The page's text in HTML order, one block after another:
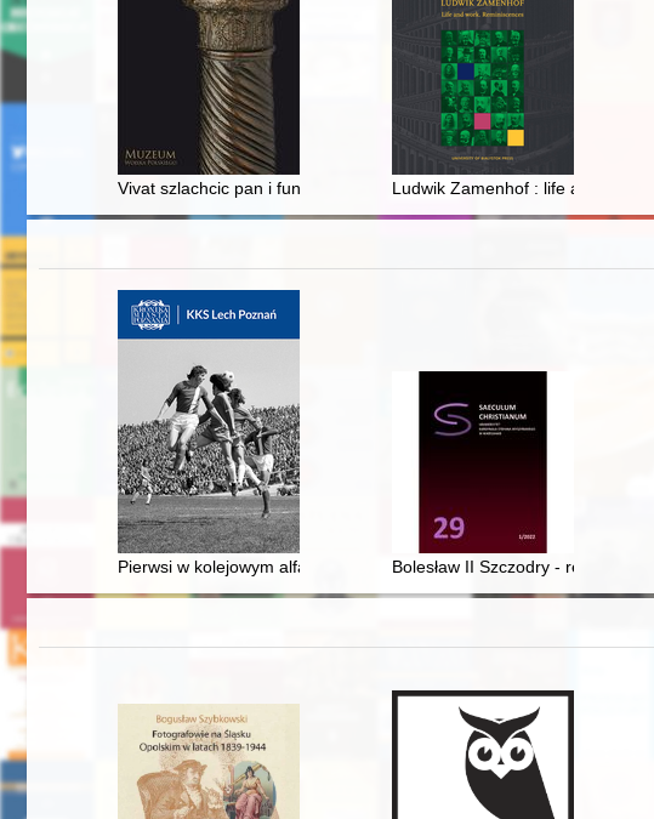
Vivat szlachcic pan i fundator woyska..." : napisy i rysunki na
Ludwik Zamenhof : life and work
Pierwsi w kolejowym alfabecie : Teodor Anioła i Edmund Białas
Bolesław II Szczodry - recenzja]